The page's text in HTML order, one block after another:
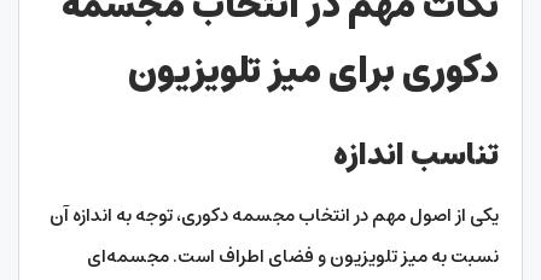
دکوری برای میز تلویزیون
تناسب اندازه
یکی از اصول مهم در انتخاب مجسمه دکوری، توجه به اندازه آن
نسبت به میز تلویزیون و فضای اطراف است. مجسمه‌ای